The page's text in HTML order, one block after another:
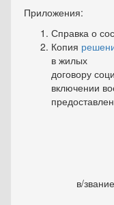
Приложения:
Справка о
Копия
в жилых
договору
включении